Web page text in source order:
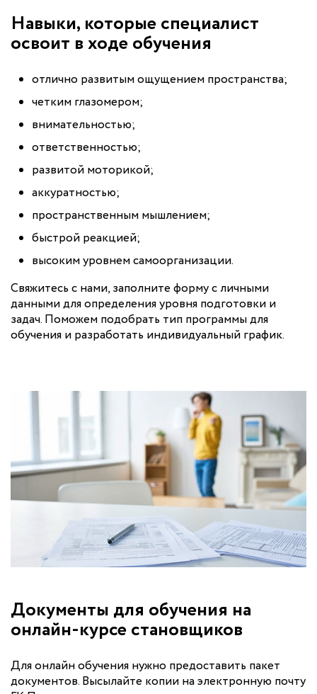
Навыки, которые специалист
освоит в ходе обучения
отлично развитым ощущением пространства;
четким глазомером;
внимательностью;
ответственностью;
развитой моторикой;
аккуратностью;
пространственным мышлением;
быстрой реакцией;
высоким уровнем самоорганизации.
Свяжитесь с нами, заполните форму с личными
данными для определения уровня подготовки и
задач. Поможем подобрать тип программы для
обучения и разработать индивидуальный график.
Документы для обучения на
онлайн-курсе становщиков
Для онлайн обучения нужно предоставить пакет
документов. Высылайте копии на электронную почту